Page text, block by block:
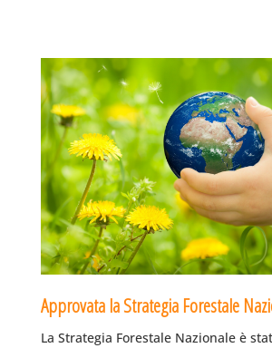
Approvata la Strategia Forestale
La Strategia Forestale Nazionale è